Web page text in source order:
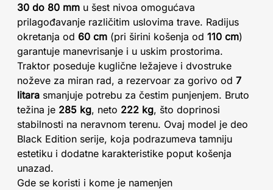
30 do 80 mm u šest nivoa omogućava
prilagođavanje različitim uslovima trave. Radijus
okretanja od 60 cm (pri širini košenja od 110 cm)
garantuje manevrisanje i u uskim prostorima.
Traktor poseduje kuglične ležajeve i dvostruke
noževe za miran rad, a rezervoar za gorivo od 7
litara smanjuje potrebu za čestim punjenjem. Bruto
težina je 285 kg, neto 222 kg, što doprinosi
stabilnosti na neravnom terenu. Ovaj model je deo
Black Edition serije, koja podrazumeva tamniju
estetiku i dodatne karakteristike poput košenja
unazad.
Gde se koristi i kome je namenjen